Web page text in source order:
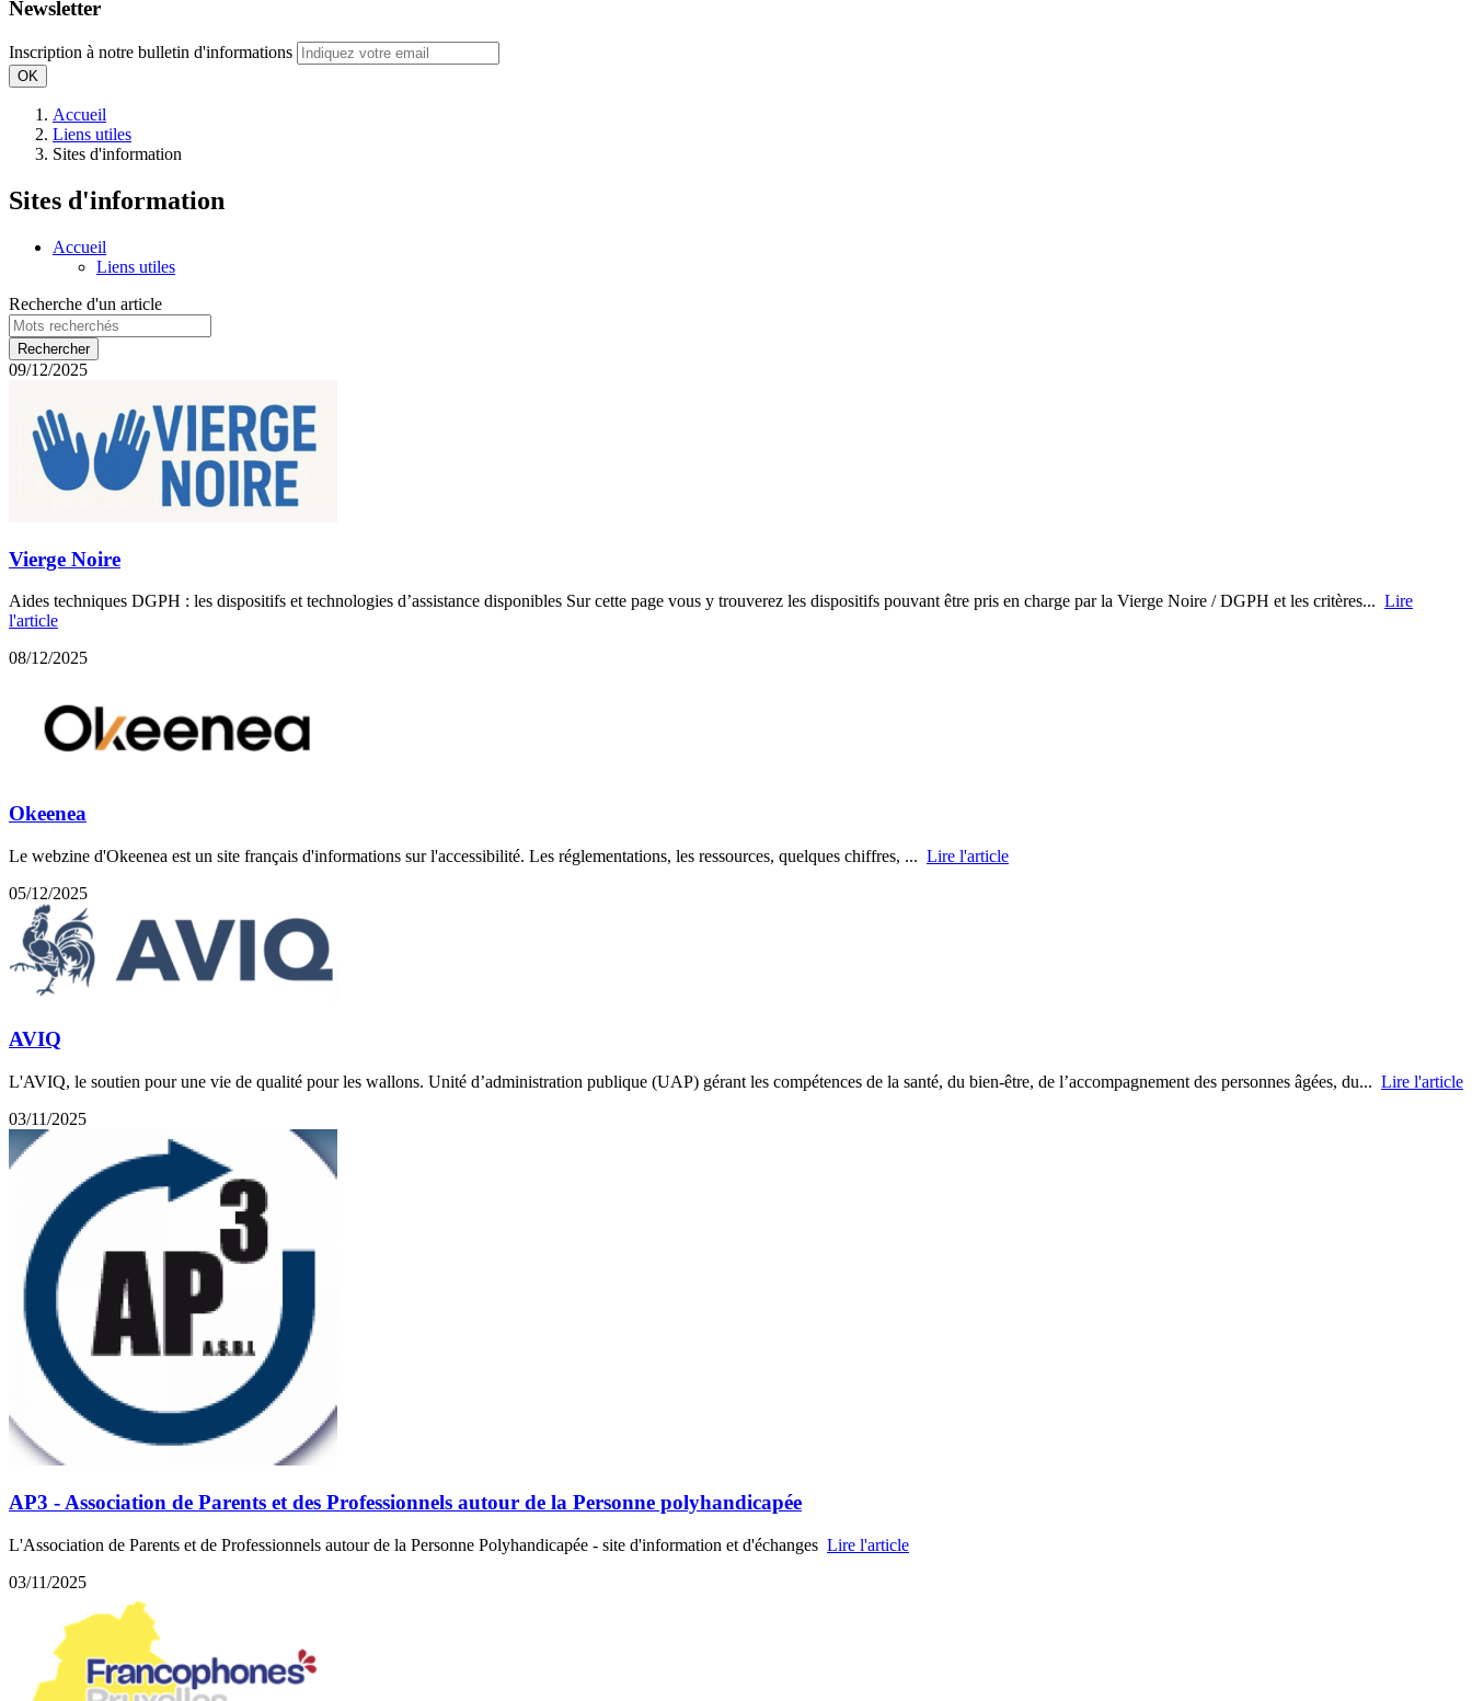
Newsletter
Inscription à notre bulletin d'informations
OK
Accueil
Liens utiles
Sites d'information
Sites d'information
Accueil
Liens utiles
Recherche d'un article
09/12/2025
Vierge Noire
Aides techniques DGPH : les dispositifs et technologies d’assistance disponibles Sur cette page vous y trouverez les dispositifs pouvant être pris en charge par la Vierge Noire / DGPH et les critères... Lire
l'article
08/12/2025
Okeenea
Le webzine d'Okeenea est un site français d'informations sur l'accessibilité. Les réglementations, les ressources, quelques chiffres, ... Lire l'article
05/12/2025
AVIQ
L'AVIQ, le soutien pour une vie de qualité pour les wallons. Unité d’administration publique (UAP) gérant les compétences de la santé, du bien-être, de l’accompagnement des personnes âgées, du... Lire l'article
03/11/2025
AP3 - Association de Parents et des Professionnels autour de la Personne polyhandicapée
L'Association de Parents et de Professionnels autour de la Personne Polyhandicapée - site d'information et d'échanges Lire l'article
03/11/2025